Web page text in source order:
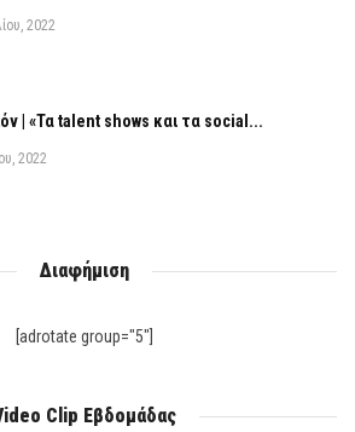
2022
| «Τα talent shows και τα social...
2022
Διαφήμιση
[adrotate group="5"]
Clip Εβδομάδας